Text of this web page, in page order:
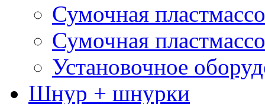
Сумочная
Сумочная
Установочное
Шнур + шнурки